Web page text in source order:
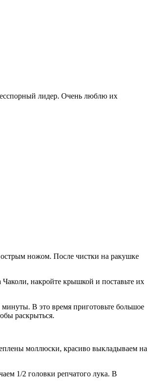
лидер. Очень люблю их
ножом. После чистки на ракушке
накройте крышкой и поставьте их
В это время приготовьте большое
раскрыться.
моллюски, красиво выкладываем на
1/2 головки репчатого лука. В